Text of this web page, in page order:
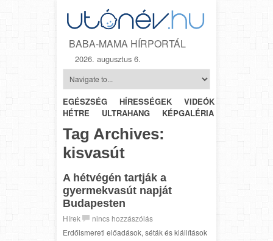
BABA-MAMA HÍRPORTÁL
2026. augusztus 6.
EGÉSZSÉG HÍRESSÉGEK VIDEÓK
HÉTRŐL-
HÉTRE
ULTRAHANG KÉPGALÉRIA
Tag Archives:
kisvasút
A hétvégén tartják a
gyermekvasút napját
Budapesten
Hírek
nincs hozzászólás
Erdőismereti előadások, séták és kiállítások